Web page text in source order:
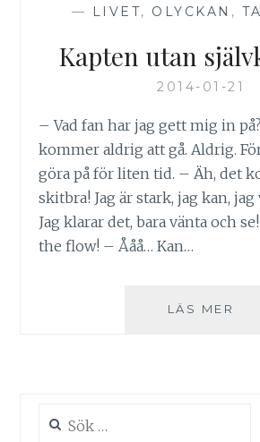
— LIVET, OLYCKAN ,
Kapten utan
2014-01-21
– Vad fan har jag gett mig in
kommer aldrig att gå. Aldrig.
göra på för liten tid. – Äh, det
skitbra! Jag är stark, jag kan,
Jag klarar det, bara vänta och
the flow! – Ååå… Kan…
LÄS MER
efter: